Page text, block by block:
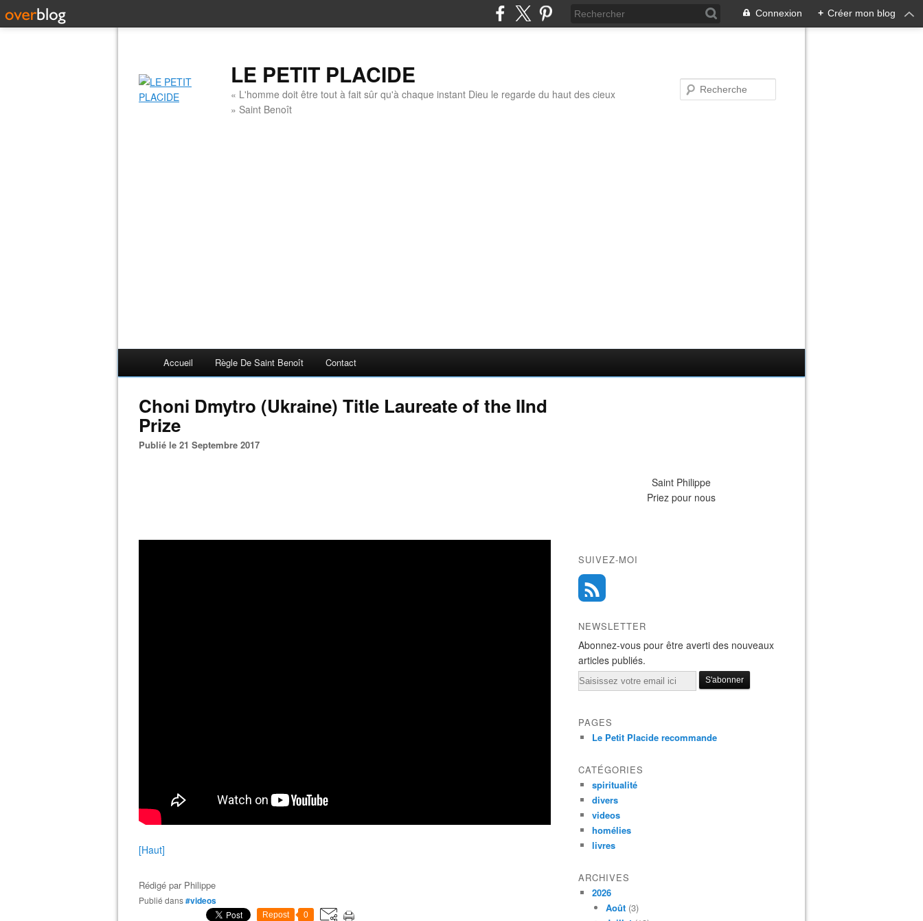
Connexion + Créer mon blog
LE PETIT PLACIDE
« L'homme doit être tout à fait sûr qu'à chaque instant Dieu le regarde du haut des cieux
» Saint Benoît
Accueil Règle De Saint Benoît Contact
Choni Dmytro (Ukraine) Title Laureate of the IInd
Prize
Publié le 21 Septembre 2017
[Haut]
Rédigé par Philippe
Publié dans#videos
Repost 0
Saint Philippe
Priez pour nous
SUIVEZ-MOI
NEWSLETTER
Abonnez-vous pour être averti des nouveaux
articles publiés.
Email
PAGES
Le Petit Placide recommande
CATÉGORIES
spiritualité
divers
videos
homélies
livres
ARCHIVES
2026
Août (3)